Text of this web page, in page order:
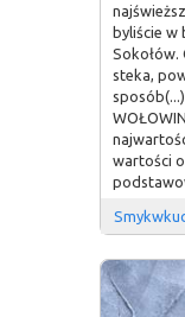
byliście w
Sokołów.
steka,
wartości